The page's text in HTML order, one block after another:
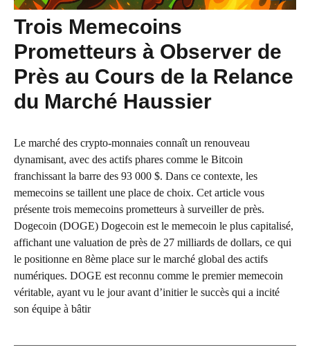
Trois Memecoins
Prometteurs à Observer de
Près au Cours de la Relance
du Marché Haussier
Le marché des crypto-monnaies connaît un renouveau
dynamisant, avec des actifs phares comme le Bitcoin
franchissant la barre des 93 000 $. Dans ce contexte, les
memecoins se taillent une place de choix. Cet article vous
présente trois memecoins prometteurs à surveiller de près.
Dogecoin (DOGE) Dogecoin est le memecoin le plus capitalisé,
affichant une valuation de près de 27 milliards de dollars, ce qui
le positionne en 8ème place sur le marché global des actifs
numériques. DOGE est reconnu comme le premier memecoin
véritable, ayant vu le jour avant d’initier le succès qui a incité
son équipe à bâtir